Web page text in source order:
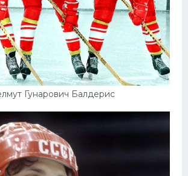
Гунарович Балдерис